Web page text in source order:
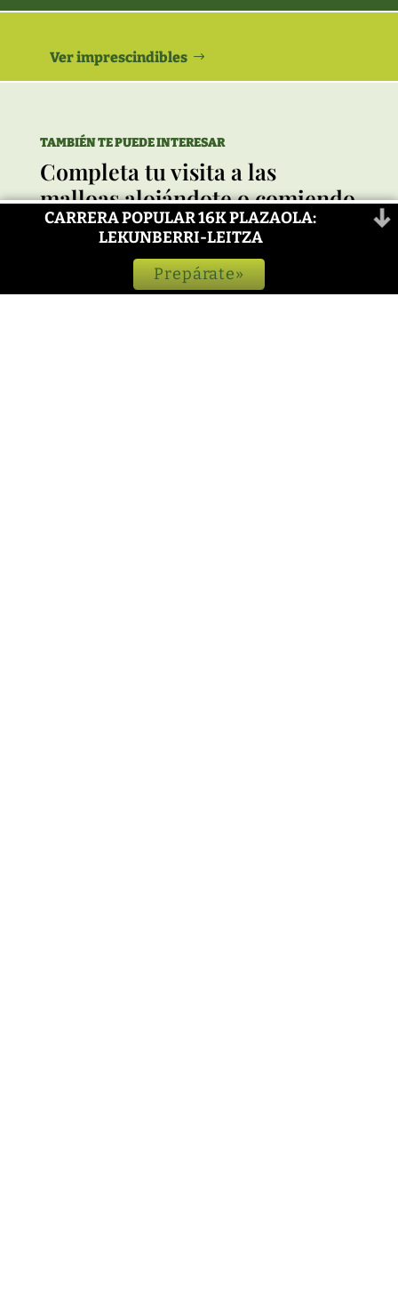
Ver imprescindibles
TAMBIÉN TE PUEDE INTERESAR
Completa tu visita a las
malloas alojándote o comiendo
en cualquiera de nuestros
establecimientos asociados.
CARRERA POPULAR 16K PLAZAOLA:
LEKUNBERRI-LEITZA
Prepárate»